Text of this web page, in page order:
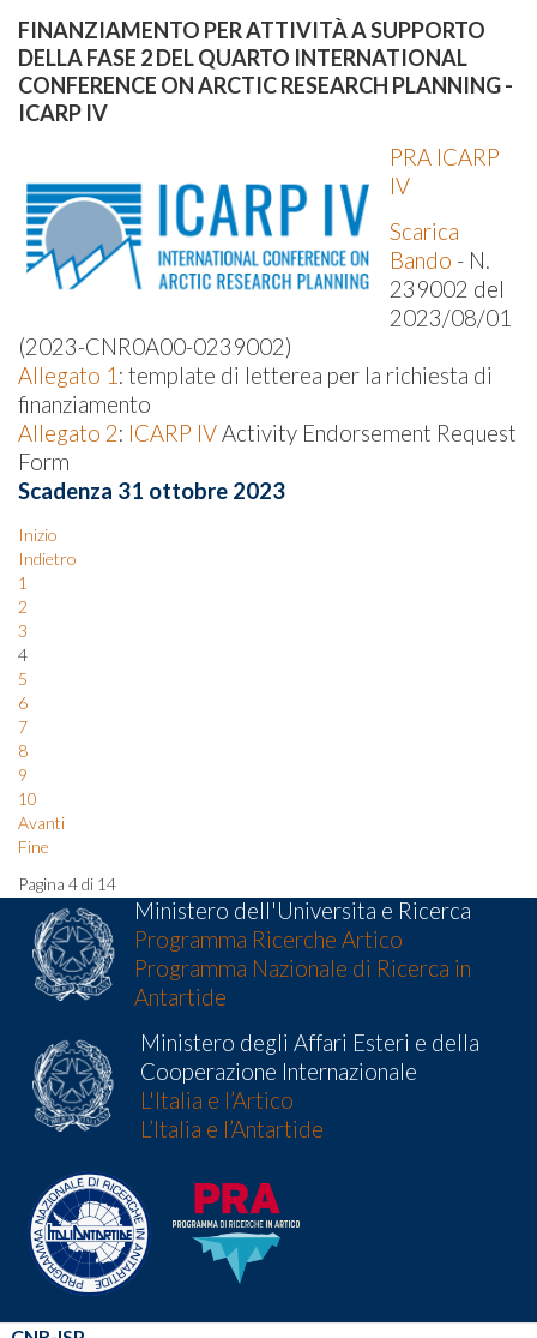
FINANZIAMENTO PER ATTIVITÀ A SUPPORTO
DELLA FASE 2 DEL QUARTO INTERNATIONAL
CONFERENCE ON ARCTIC RESEARCH PLANNING -
ICARP IV
PRA ICARP
IV
Scarica
Bando - N.
239002 del
2023/08/01
(2023-CNR0A00-0239002)
Allegato 1 : template di letterea per la richiesta di
finanziamento
Allegato 2: ICARP IVActivity Endorsement Request
Form
Scadenza 31 ottobre 2023
Inizio
Indietro
1
2
3
4
5
6
7
8
9
10
Avanti
Fine
Pagina 4 di 14
Ministero dell'Universita e Ricerca
Programma Ricerche Artico
Programma Nazionale di Ricerca in
Antartide
Ministero degli Affari Esteri e della
Cooperazione Internazionale
L'Italia e l’Artico
L’Italia e l’Antartide